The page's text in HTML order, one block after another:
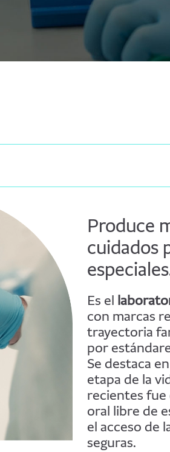
Produce
cuidados
Es el
con marcas
trayectoria
por
Se destaca
etapa de la
recientes
oral libre de
el acceso de
seguras.